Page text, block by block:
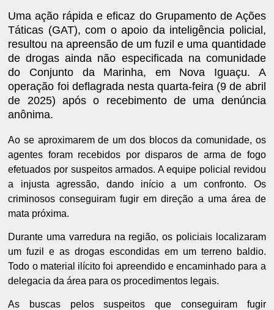
Uma ação rápida e eficaz do Grupamento de Ações
Táticas (GAT), com o apoio da inteligência policial,
resultou na apreensão de um fuzil e uma quantidade
de drogas ainda não especificada na comunidade
do Conjunto da Marinha, em Nova Iguaçu. A
operação foi deflagrada nesta quarta-feira (9 de abril
de 2025) após o recebimento de uma denúncia
anônima.
Ao se aproximarem de um dos blocos da comunidade, os
agentes foram recebidos por disparos de arma de fogo
efetuados por suspeitos armados. A equipe policial revidou
a injusta agressão, dando início a um confronto. Os
criminosos conseguiram fugir em direção a uma área de
mata próxima.
Durante uma varredura na região, os policiais localizaram
um fuzil e as drogas escondidas em um terreno baldio.
Todo o material ilícito foi apreendido e encaminhado para a
delegacia da área para os procedimentos legais.
As buscas pelos suspeitos que conseguiram fugir